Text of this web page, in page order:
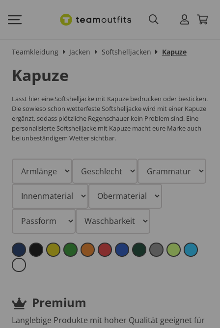
Teamkleidung Jacken Softshelljacken Kapuze
Kapuze
Lasst hier eine Softshelljacke mit Kapuze bedrucken oder besticken.
Die sowieso schon wetterfeste Softshelljacke wird mit einer Kapuze
ergänzt, sodass plötzliche Regenschauer kein Problem sind. Eine
personalisierte Softshelljacke mit Kapuze macht eure Marke auch
bei unbeständigem Wetter sichtbar.
Premium
Langlebige Produkte mit hoher Qualität geeignet für